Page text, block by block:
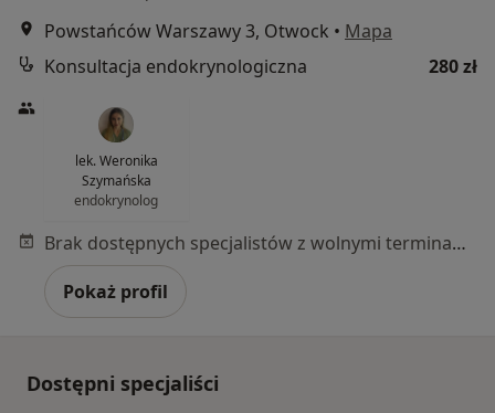
Powstańców Warszawy 3, Otwock • Mapa
Konsultacja endokrynologiczna
280 zł
lek. Weronika
Szymańska
endokrynolog
Brak dostępnych specjalistów z wolnymi terminami w tym centrum medycznym.
Pokaż profil
Dostępni specjaliści